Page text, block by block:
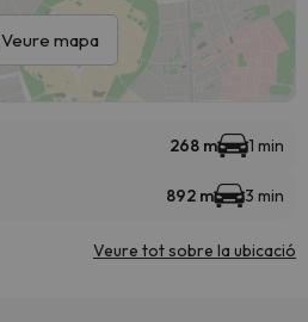
Veure mapa
268 m 1 min
892 m 3 min
Veure tot sobre la ubicació